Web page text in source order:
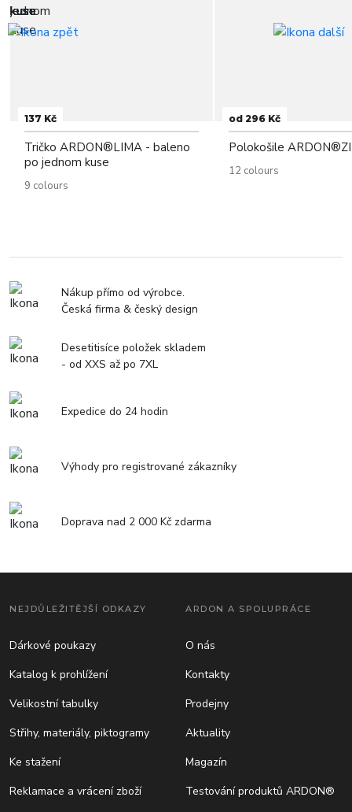
137 Kč
Tričko ARDON®LIMA - baleno
po jednom kuse
9 colours
od 296 Kč
Polokošile
12 colours
Nákup přímo od výrobce.
Česká firma & český design
Desetitisíce položek skladem
- od XXS až po 7XL
Expedice do 24 hodin
Výhody pro registrované zákazníky
Doprava nad 2 000 Kč zdarma
NEJDŮLEŽITĚJŠÍ ODKAZY
Dárkové poukazy
Katalog k prohlížení
Velikostní tabulky
Střihy, materiály, piktogramy
Ke stažení
Reklamace a vrácení zboží
ARDON A SPOLUPRÁCE
O nás
Kontakty
Prodejny
Aktuality
Magazín
Testování produktů ARDON®